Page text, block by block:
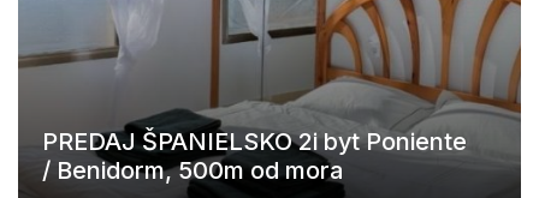
PREDAJ ŠPANIELSKO 2i byt Poniente
/ Benidorm, 500m od mora